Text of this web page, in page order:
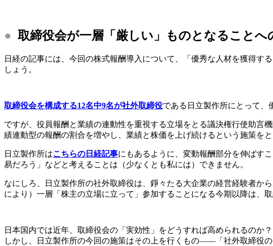
● 取締役会が一層「厳しい」ものとなることへ
日経の記事には、今回の株式報酬導入について、「優秀な人材を獲得す
しょう。
取締役会を構成する12名中9名が社外取締役である日立製作所にとって、
ですが、役員報酬と業績の連動性を重視する立場をとる議決権行使助言
績連動型の報酬の割合を増やし、業績と株価を上げ続けるという施策を
日立製作所はこちらの日経記事にもあるように、変動報酬部分を伸ばす
易だろう」などと考えることは（少なくとも私には）できません。
なにしろ、日立製作所の社外取締役は、錚々たる大企業の経営経験者か
により）一層「株主の立場に立って」参加することになる今期以降は、
日本国内では近年、取締役会の「実効性」をどうすれば高められるのか
しかし、日立製作所の今回の施策はその上を行くもの――「社外取締役